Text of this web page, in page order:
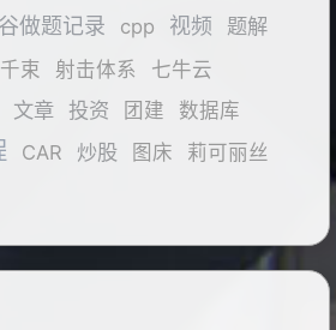
做题记录 cpp 视频
题解
千束 射击体系 七牛云
文章 投资 团建 数据库
CAR 炒股 图床 莉可丽丝